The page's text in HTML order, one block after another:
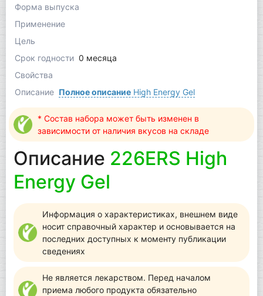
Форма выпуска
Применение
Цель
Срок годности 0 месяца
Свойства
Описание Полное описаниеHigh Energy Gel
* Состав набора может быть изменен в
зависимости от наличия вкусов на складе
Описание 226ERS High
Energy Gel
Информация о характеристиках, внешнем виде
носит справочный характер и основывается на
последних доступных к моменту публикации
сведениях
Не является лекарством. Перед началом
приема любого продукта обязательно